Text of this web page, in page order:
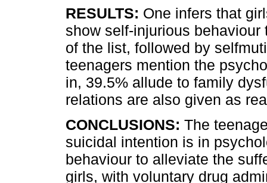
RESULTS: One infers that
show self-injurious
of the list, followed by
teenagers mention the
in, 39.5% allude to family
relations are also given as
CONCLUSIONS: The
suicidal intention is in
behaviour to alleviate the
girls, with voluntary drug